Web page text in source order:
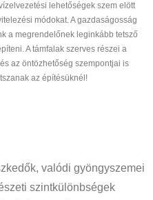
lehetőségek szem elött
módokat. A gazdaságosság
a megrendelőnek leginkább tetsző
A támfalak szerves részei a
az öntözhetőség szempontjai is
az építésüknél!
valódi gyöngyszemei
szintkülönbségek